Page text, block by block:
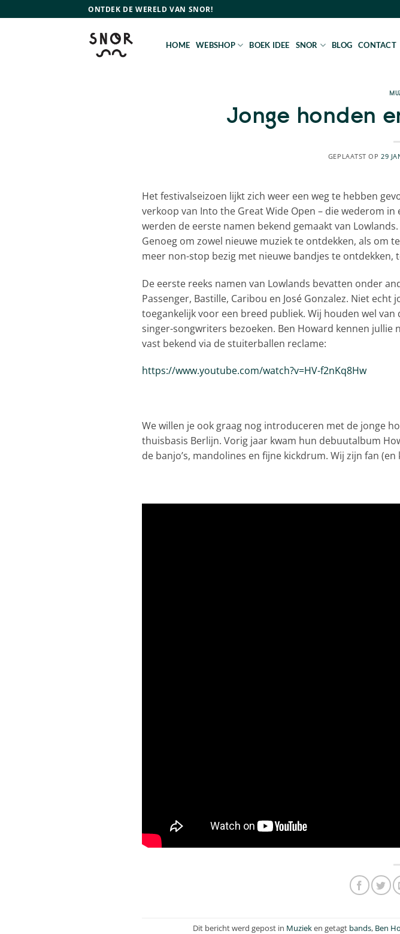
naar
ONTDEK DE WERELD VAN SNOR!
HOME WEBSHOP BOEK IDEE SNOR BLOG CONTACT
Jonge honden
GEPLAATST OP 29
Het festivalseizoen lijkt zich weer een weg te hebben
verkoop van Into the Great Wide Open – die wederom
werden de eerste namen bekend gemaakt van
Genoeg om zowel nieuwe muziek te ontdekken, als om
meer non-stop bezig met nieuwe bandjes te ontdekken,
De eerste reeks namen van Lowlands bevatten onder
Passenger, Bastille, Caribou en José Gonzalez. Niet
toegankelijk voor een breed publiek. Wij houden wel
singer-songwriters bezoeken. Ben Howard kennen jullie
vast bekend via de stuiterballen reclame:
https://www.youtube.com/watch?v=HV-f2nKq8Hw
We willen je ook graag nog introduceren met de jonge
thuisbasis Berlijn. Vorig jaar kwam hun debuutalbum
de banjo’s, mandolines en fijne kickdrum. Wij zijn fan
Dit bericht werd gepost in Muzieken getagt bands, Ben